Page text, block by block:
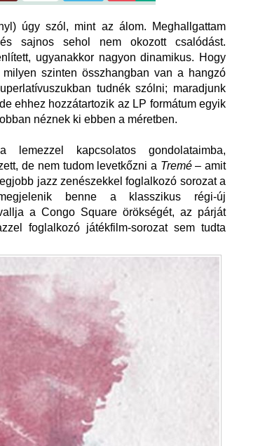
úgy szól, mint az álom. Meghallgattam
sajnos sehol nem okozott csalódást.
ugyanakkor nagyon dinamikus. Hogy
szinten összhangban van a hangzó
tudnék szólni; maradjunk
ehhez hozzátartozik az LP formátum egyik
néznek ki ebben a méretben.
lemezzel kapcsolatos gondolataimba,
de nem tudom levetkőzni a Tremé– amit
jazz zenészekkel foglalkozó sorozat a
benne a klasszikus régi-új
a Congo Square örökségét, az párját
foglalkozó játékfilm-sorozat sem tudta